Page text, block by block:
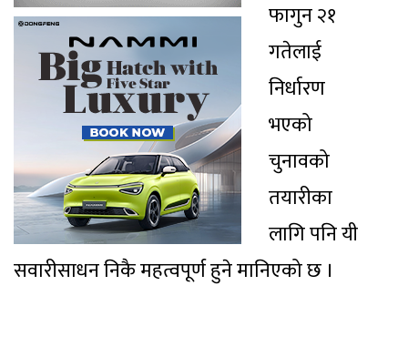
फागुन २१
गतेलाई
निर्धारण
भएको
चुनावको
तयारीका
लागि पनि यी
सवारीसाधन निकै महत्वपूर्ण हुने मानिएको छ ।